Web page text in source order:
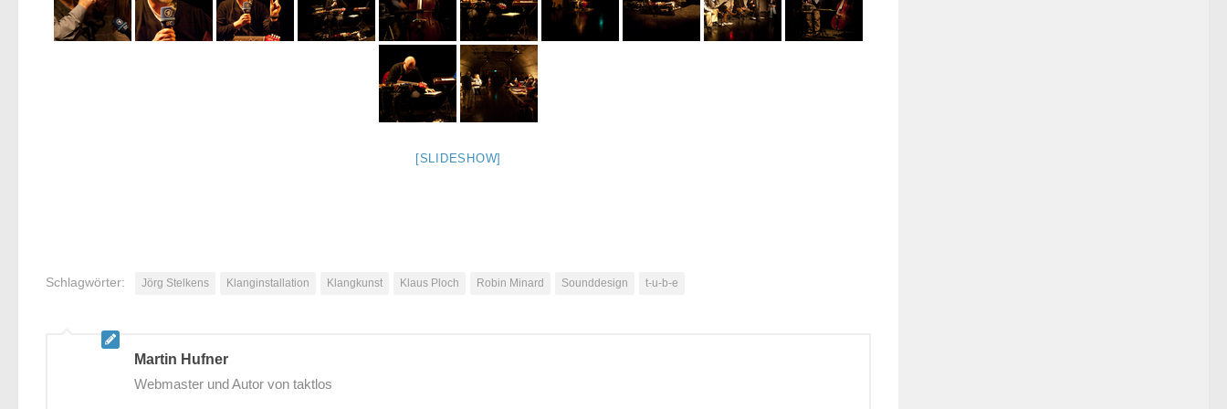
[SLIDESHOW]
Schlagwörter: Jörg Stelkens Klanginstallation Klangkunst Klaus Ploch Robin Minard Sounddesign t-u-b-e
Martin Hufner
Webmaster und Autor von taktlos